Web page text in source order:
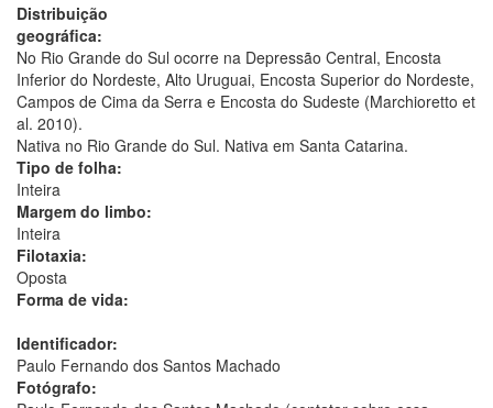
Distribuição
geográfica:
No Rio Grande do Sul ocorre na Depressão Central, Encosta
Inferior do Nordeste, Alto Uruguai, Encosta Superior do Nordeste,
Campos de Cima da Serra e Encosta do Sudeste (Marchioretto et
al. 2010).
Nativa no Rio Grande do Sul. Nativa em Santa Catarina.
Tipo de folha:
Inteira
Margem do limbo:
Inteira
Filotaxia:
Oposta
Forma de vida:
Identificador:
Paulo Fernando dos Santos Machado
Fotógrafo: